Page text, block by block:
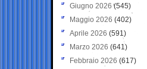
Giugno 2026 (545)
Maggio 2026 (402)
Aprile 2026 (591)
Marzo 2026 (641)
Febbraio 2026 (617)